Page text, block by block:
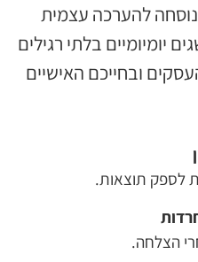
להערכה עצמית
בלתי רגילים
ובחייכם האישיים
לספק תוצאות.
הצלחה.